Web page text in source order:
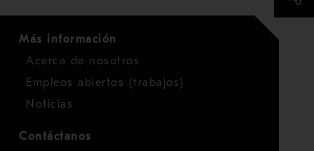
Más información
Acerca de nosotros
Empleos abiertos (trabajos)
Noticias
Contáctanos